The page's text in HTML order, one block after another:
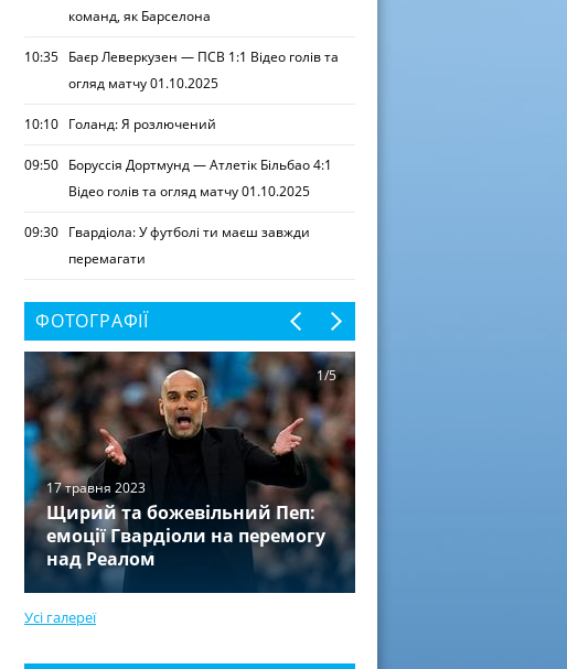
команд, як Барселона
10:35 Баєр Леверкузен — ПСВ 1:1 Відео голів та
огляд матчу 01.10.2025
10:10 Голанд: Я розлючений
09:50 Боруссія Дортмунд — Атлетік Більбао 4:1
Відео голів та огляд матчу 01.10.2025
09:30 Гвардіола: У футболі ти маєш завжди
перемагати
ФОТОГРАФІЇ
17 травня 2023
Щирий та божевільний Пеп:
емоції Гвардіоли на перемогу
над Реалом
1/5
Усі галереї